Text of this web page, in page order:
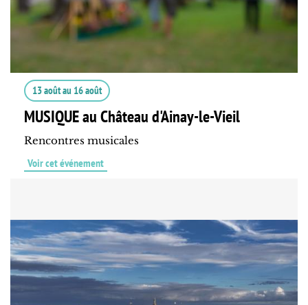
13 aoûtau 16 août
MUSIQUE au Château d'Ainay-le-Vieil
Rencontres musicales
Voir cet événement